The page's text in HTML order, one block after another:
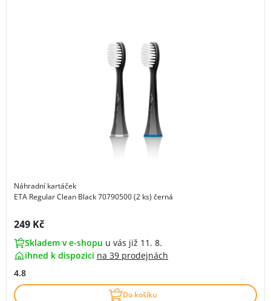
Náhradní kartáček
ETA Regular Clean Black 70790500 (2 ks) černá
Cena s DPH:
249 Kč
Skladem v e-shopu u vás již 11. 8.
ihned k dispozici na 39 prodejnách
4.8
Do košíku